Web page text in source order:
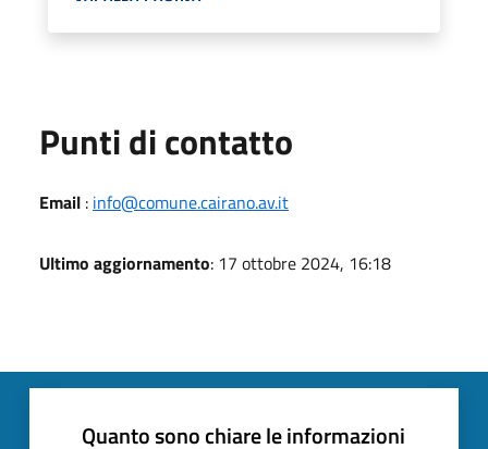
Punti di contatto
Email : info@comune.cairano.av.it
Ultimo aggiornamento: 17 ottobre 2024, 16:18
Quanto sono chiare le informazioni